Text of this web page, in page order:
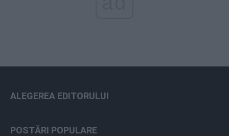
ALEGEREA EDITORULUI
POSTĂRI POPULARE